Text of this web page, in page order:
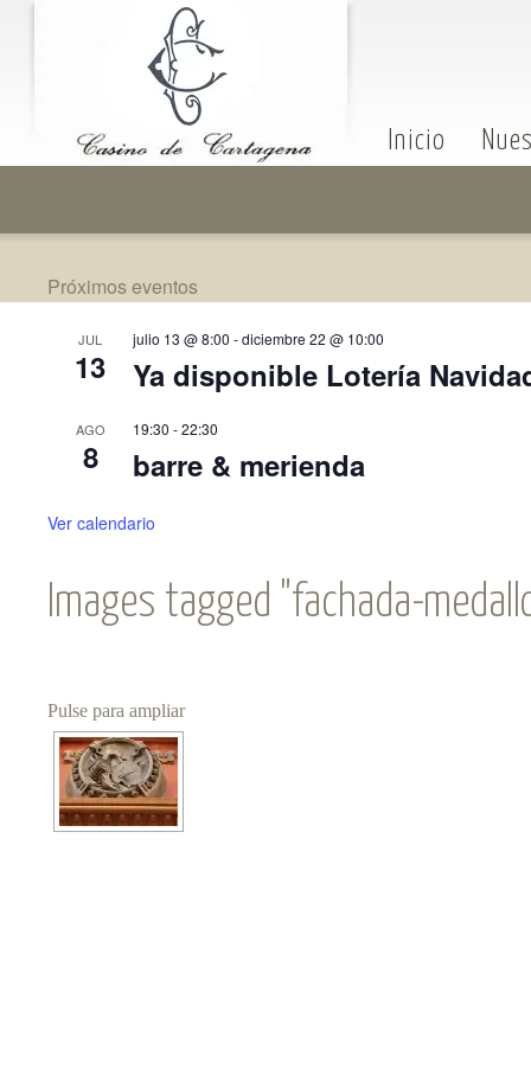
Inicio
Próximos eventos
JUL
13
julio 13 @ 8:00 -diciembre 22 @ 10:00
Ya disponible Lotería
AGO
8
19:30 -22:30
barre & merienda
Ver calendario
Images tagged "fachada-
Pulse para ampliar